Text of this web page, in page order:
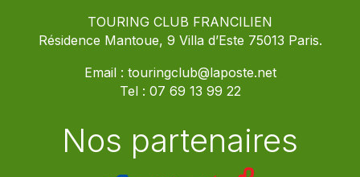
TOURING CLUB FRANCILIEN
Résidence Mantoue, 9 Villa d’Este 75013 Paris.
Email : touringclub@laposte.net
Tel : 07 69 13 99 22
Nos partenaires